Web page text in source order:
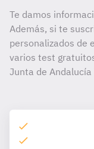
Te damos
Además, si te
personalizados de
varios test
Junta de Andalucía